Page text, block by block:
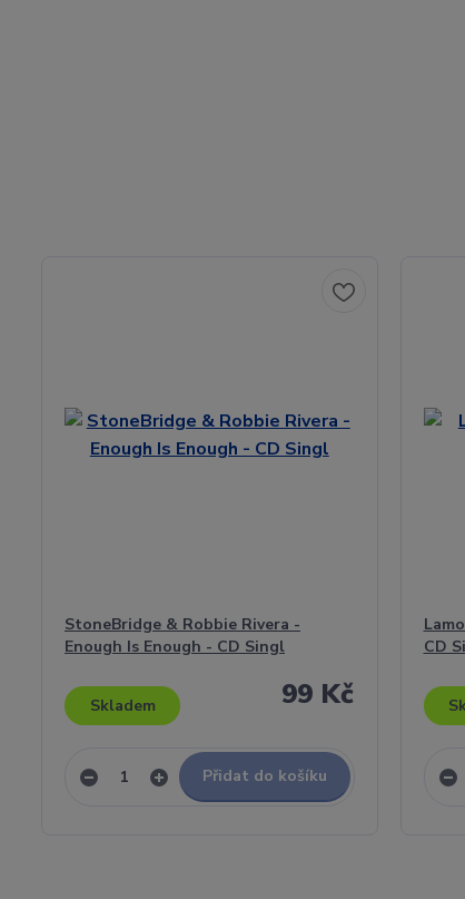
StoneBridge & Robbie Rivera -
Enough Is Enough - CD Singl
99 Kč
Skladem
Přidat do košíku
CD